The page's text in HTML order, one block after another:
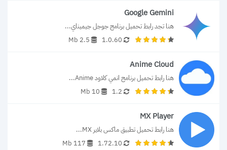
Google Gemini
هنا تجد رابط تحميل برنامج جوجل جيميناي...
1.0.60
2.5 Mb
Anime Cloud
هنا رابط تحميل برنامج انمي كلاود Anime...
1.2
10 Mb
MX Player
هنا رابط تحميل تطبيق ماكس بلاير MX...
1.72.10
117 Mb